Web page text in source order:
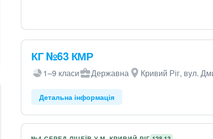
КГ №63 КМР
1–9 класи Державна Кривий Ріг, вул.
Детальна інформація